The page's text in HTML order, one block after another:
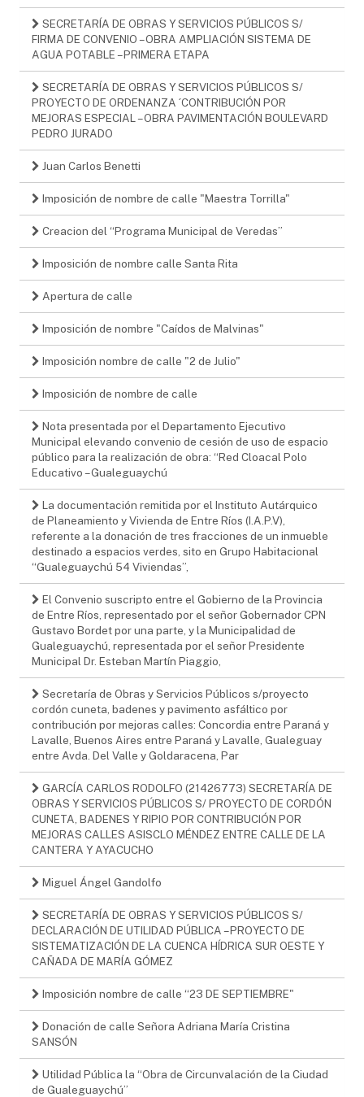
SECRETARÍA DE OBRAS Y SERVICIOS PÚBLICOS S/
FIRMA DE CONVENIO – OBRA AMPLIACIÓN SISTEMA DE
AGUA POTABLE – PRIMERA ETAPA
SECRETARÍA DE OBRAS Y SERVICIOS PÚBLICOS S/
PROYECTO DE ORDENANZA ´CONTRIBUCIÓN POR
MEJORAS ESPECIAL – OBRA PAVIMENTACIÓN BOULEVARD
PEDRO JURADO
Juan Carlos Benetti
Imposición de nombre de calle "Maestra Torrilla"
Creacion del “Programa Municipal de Veredas”
Imposición de nombre calle Santa Rita
Apertura de calle
Imposición de nombre "Caídos de Malvinas"
Imposición nombre de calle "2 de Julio"
Imposición de nombre de calle
Nota presentada por el Departamento Ejecutivo
Municipal elevando convenio de cesión de uso de espacio
público para la realización de obra: “Red Cloacal Polo
Educativo – Gualeguaychú
La documentación remitida por el Instituto Autárquico
de Planeamiento y Vivienda de Entre Ríos (I.A.P.V),
referente a la donación de tres fracciones de un inmueble
destinado a espacios verdes, sito en Grupo Habitacional
“Gualeguaychú 54 Viviendas”,
El Convenio suscripto entre el Gobierno de la Provincia
de Entre Ríos, representado por el señor Gobernador CPN
Gustavo Bordet por una parte, y la Municipalidad de
Gualeguaychú, representada por el señor Presidente
Municipal Dr. Esteban Martín Piaggio,
Secretaría de Obras y Servicios Públicos s/proyecto
cordón cuneta, badenes y pavimento asfáltico por
contribución por mejoras calles: Concordia entre Paraná y
Lavalle, Buenos Aires entre Paraná y Lavalle, Gualeguay
entre Avda. Del Valle y Goldaracena, Par
GARCÍA CARLOS RODOLFO (21426773) SECRETARÍA DE
OBRAS Y SERVICIOS PÚBLICOS S/ PROYECTO DE CORDÓN
CUNETA, BADENES Y RIPIO POR CONTRIBUCIÓN POR
MEJORAS CALLES ASISCLO MÉNDEZ ENTRE CALLE DE LA
CANTERA Y AYACUCHO
Miguel Ángel Gandolfo
SECRETARÍA DE OBRAS Y SERVICIOS PÚBLICOS S/
DECLARACIÓN DE UTILIDAD PÚBLICA – PROYECTO DE
SISTEMATIZACIÓN DE LA CUENCA HÍDRICA SUR OESTE Y
CAÑADA DE MARÍA GÓMEZ
Imposición nombre de calle “23 DE SEPTIEMBRE"
Donación de calle Señora Adriana María Cristina
SANSÓN
Utilidad Pública la “Obra de Circunvalación de la Ciudad
de Gualeguaychú”